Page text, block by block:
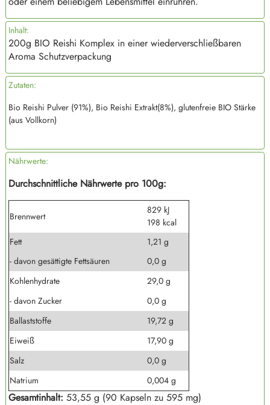
Inhalt:
200g BIO Reishi Komplex in einer wiederverschließbaren
Aroma Schutzverpackung
Zutaten:
Bio Reishi Pulver (91%), Bio Reishi Extrakt(8%), glutenfreie BIO Stärke
(aus Vollkorn)
Nährwerte:
Durchschnittliche Nährwerte pro 100g:
Brennwert
829 kJ
198 kcal
Fett
1,21 g
- davon gesättigte Fettsäuren
0,0 g
Kohlenhydrate
29,0 g
- davon Zucker
0,0 g
Ballaststoffe
19,72 g
Eiweiß
17,90 g
Salz
0,0 g
Natrium
0,004 g
Gesamtinhalt: 53,55 g (90 Kapseln zu 595 mg)